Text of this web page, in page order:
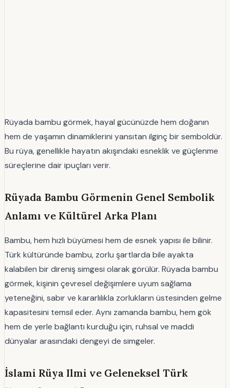
Rüyada bambu görmek, hayal gücünüzde hem doğanın
hem de yaşamın dinamiklerini yansıtan ilginç bir semboldür.
Bu rüya, genellikle hayatın akışındaki esneklik ve güçlenme
süreçlerine dair ipuçları verir.
Rüyada Bambu Görmenin Genel Sembolik
Anlamı ve Kültürel Arka Planı
Bambu, hem hızlı büyümesi hem de esnek yapısı ile bilinir.
Türk kültüründe bambu, zorlu şartlarda bile ayakta
kalabilen bir direniş simgesi olarak görülür. Rüyada bambu
görmek, kişinin çevresel değişimlere uyum sağlama
yeteneğini, sabır ve kararlılıkla zorlukların üstesinden gelme
kapasitesini temsil eder. Aynı zamanda bambu, hem gök
hem de yerle bağlantı kurduğu için, ruhsal ve maddi
dünyalar arasındaki dengeyi de simgeler.
İslami Rüya Ilmi ve Geleneksel Türk